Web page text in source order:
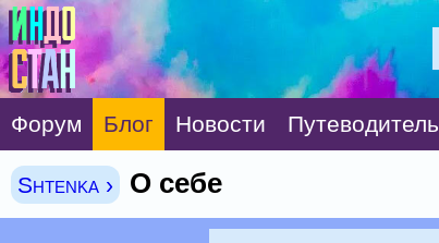
Форум Блог Новости Путеводитель
Shtenka › О себе